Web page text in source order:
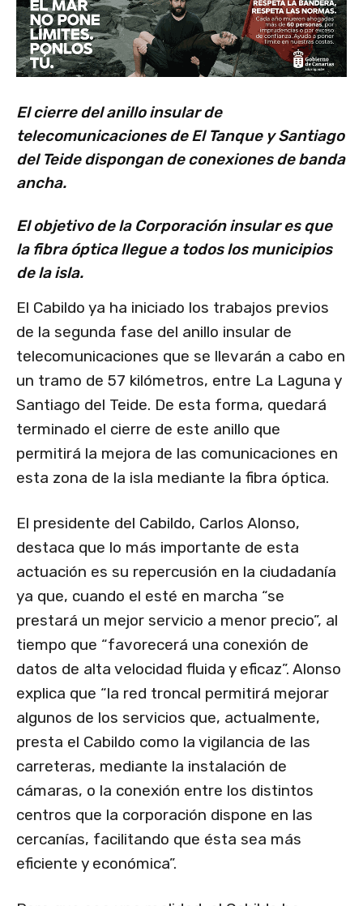
El cierre del anillo insular de
telecomunicaciones de El Tanque y Santiago
del Teide dispongan de conexiones de banda
ancha.
El objetivo de la Corporación insular es que
la fibra óptica llegue a todos los municipios
de la isla.
El Cabildo ya ha iniciado los trabajos previos
de la segunda fase del anillo insular de
telecomunicaciones que se llevarán a cabo en
un tramo de 57 kilómetros, entre La Laguna y
Santiago del Teide. De esta forma, quedará
terminado el cierre de este anillo que
permitirá la mejora de las comunicaciones en
esta zona de la isla mediante la fibra óptica.
El presidente del Cabildo, Carlos Alonso,
destaca que lo más importante de esta
actuación es su repercusión en la ciudadanía
ya que, cuando el esté en marcha “se
prestará un mejor servicio a menor precio”, al
tiempo que “favorecerá una conexión de
datos de alta velocidad fluida y eficaz”. Alonso
explica que “la red troncal permitirá mejorar
algunos de los servicios que, actualmente,
presta el Cabildo como la vigilancia de las
carreteras, mediante la instalación de
cámaras, o la conexión entre los distintos
centros que la corporación dispone en las
cercanías, facilitando que ésta sea más
eficiente y económica”.